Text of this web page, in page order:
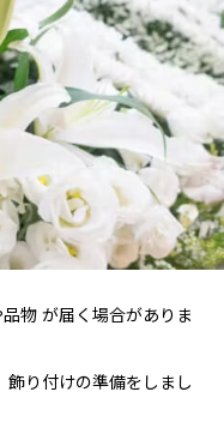
物 が届く場合がありま
飾り付けの準備をしまし